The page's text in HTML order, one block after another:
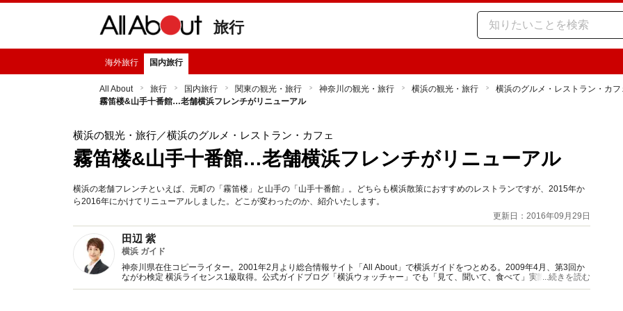
旅行
海外旅行 国内旅行
All About 旅行 国内旅行 関東の観光・旅行 神奈川の観光・旅行 横浜の観光・旅行
横浜のグルメ・レストラン・カフ
霧笛楼&山手十番館…老舗横浜フレンチがリニューアル
横浜の観光・旅行／横浜のグルメ・レストラン・カフェ
霧笛楼&山手十番館…老舗横浜フレンチがリニューアル
横浜の老舗フレンチといえば、元町の「霧笛楼」と山手の「山手十番館」。どちらも横浜散策におすすめのレストランですが、2015年か
ら2016年にかけてリニューアルしました。どこが変わったのか、紹介いたします。
更新日：2016年09月29日
田辺 紫
横浜 ガイド
神奈川県在住コピーライター。2001年2月より総合情報サイト「All About」で横浜ガイドをつとめる。2009年4月、第3回か
ながわ検定 横浜ライセンス1級取得。公式ガイドブログ「横浜ウォッチャー」でも「見て、聞いて、食べて」実際に体験した
横浜情報を発信。
...続きを読む